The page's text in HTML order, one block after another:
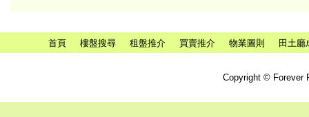
首頁 樓盤搜尋 租盤推介 買賣推介 物業圖則 田土廳
Copyright © Forever